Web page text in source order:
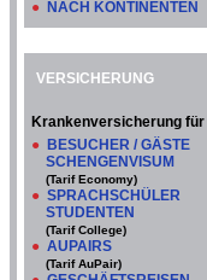
● NACH KONTINENTEN
VERSICHERUNG
Krankenversicherung für
● BESUCHER / GÄSTE
SCHENGENVISUM
(Tarif Economy)
● SPRACHSCHÜLER
STUDENTEN
(Tarif College)
● AUPAIRS
(Tarif AuPair)